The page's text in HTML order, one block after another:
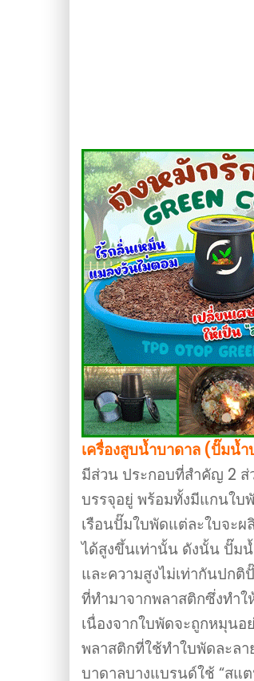
เครื่องสูบน้ำบาดาล (ปั๊มน้
มีส่วน ประกอบที่สำคัญ 2
บรรจุอยู่ พร้อมทั้งมีแกนใบ
เรือนปั๊มใบพัดแต่ละใบจะผ
ได้สูงขึ้นเท่านั้น ดังนั้น ปั๊ม
และความสูงไม่เท่ากันปก
ที่ทำมาจากพลาสติกซึ่งทำใ
เนื่องจากใบพัดจะถูกหมุน
พลาสติกที่ใช้ทำใบพัดละลา
บาดาลบางแบรนด์ใช้ “สแ